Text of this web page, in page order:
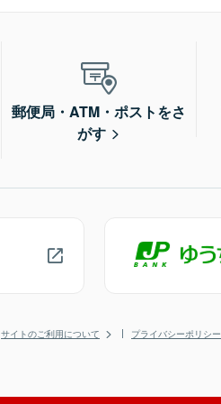
郵便局・ATM・ポストをさ
がす
サイトのご利用について プライバシーポリシー